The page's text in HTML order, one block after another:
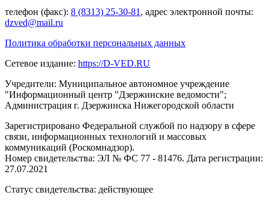
телефон (факс): 8 (8313) 25-30-81 , адрес электронной почты:
dzved@mail.ru
Политика обработки персональных данных
Сетевое издание: https://D-VED.RU
Учредители: Муниципальное автономное учреждение
"Информационный центр "Дзержинские ведомости";
Администрация г. Дзержинска Нижегородской области
Зарегистрировано Федеральной службой по надзору в сфере
связи, информационных технологий и массовых
коммуникаций (Роскомнадзор).
Номер свидетельства: ЭЛ № ФС 77 - 81476. Дата регистрации:
27.07.2021
Статус свидетельства: действующее